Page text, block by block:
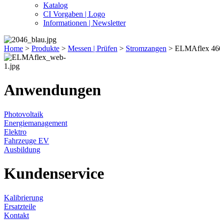
Katalog
CI Vorgaben | Logo
Informationen | Newsletter
Home > Produkte > Messen | Prüfen > Stromzangen > ELMAflex
Anwendungen
Photovoltaik
Energiemanagement
Elektro
Fahrzeuge EV
Ausbildung
Kundenservice
Kalibrierung
Ersatzteile
Kontakt